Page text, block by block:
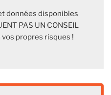
données disponibles
PAS UN CONSEIL
vos propres risques !